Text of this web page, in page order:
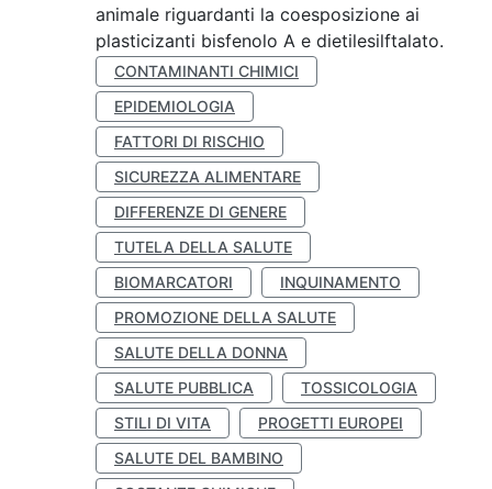
animale riguardanti la coesposizione ai
plasticizanti bisfenolo A e dietilesilftalato.
CONTAMINANTI CHIMICI
EPIDEMIOLOGIA
FATTORI DI RISCHIO
SICUREZZA ALIMENTARE
DIFFERENZE DI GENERE
TUTELA DELLA SALUTE
BIOMARCATORI
INQUINAMENTO
PROMOZIONE DELLA SALUTE
SALUTE DELLA DONNA
SALUTE PUBBLICA
TOSSICOLOGIA
STILI DI VITA
PROGETTI EUROPEI
SALUTE DEL BAMBINO